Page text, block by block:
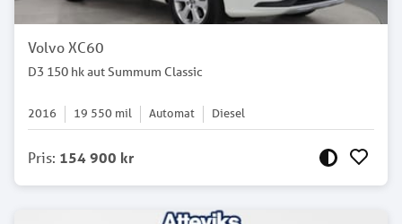
Volvo XC60
D3 150 hk aut Summum Classic
2016 19 550 mil Automat Diesel
Pris: 154 900 kr